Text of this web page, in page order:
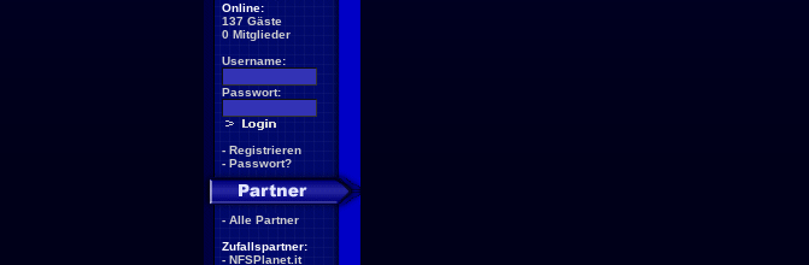
Online:
137 Gäste
0 Mitglieder
Username:
Passwort:
- Registrieren
- Passwort?
- Alle Partner
Zufallspartner:
- NFSPlanet.it